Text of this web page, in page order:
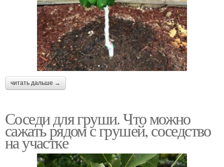
читать дальше →
Соседи для груши. Что можно
сажать рядом с грушей, соседство
на участке